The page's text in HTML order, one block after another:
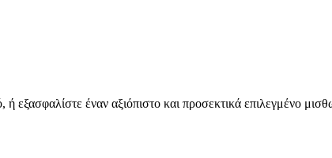
έναν αξιόπιστο και προσεκτικά επιλεγμένο